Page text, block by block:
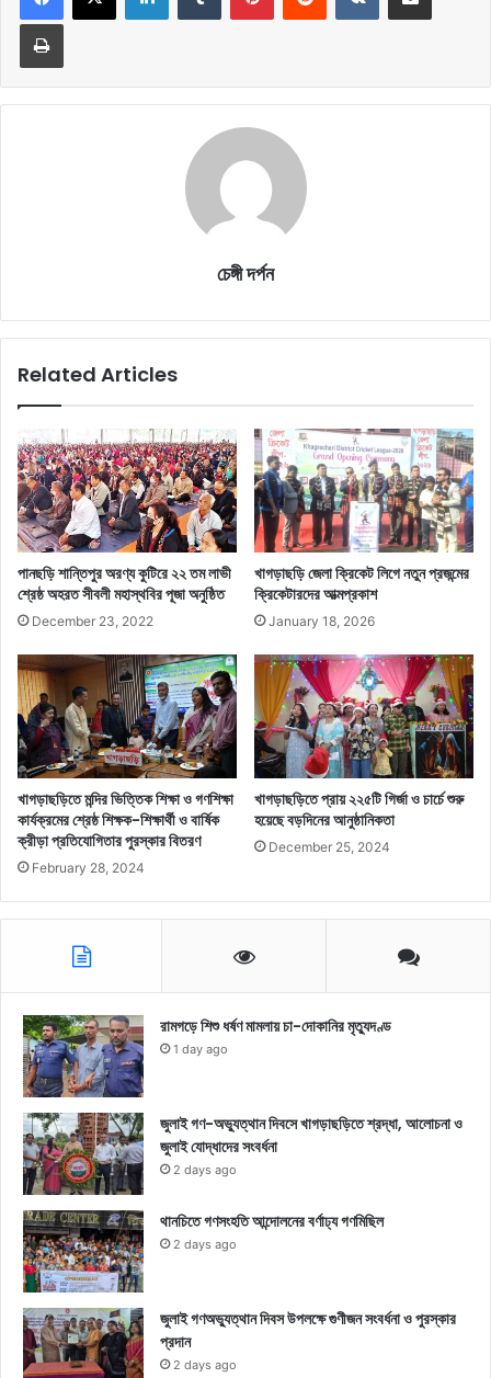
Print
চেঙ্গী দর্পন
Related Articles
পানছড়ি শান্তিপুর অরণ্য কুটিরে ২২ তম লাভী
শ্রেষ্ঠ অহরত সীবলী মহাস্থবির পূজা অনুষ্ঠিত
December 23, 2022
খাগড়াছড়ি জেলা ক্রিকেট লিগে নতুন প্রজন্মের
ক্রিকেটারদের আত্মপ্রকাশ
January 18, 2026
খাগড়াছড়িতে মন্দির ভিত্তিক শিক্ষা ও গণশিক্ষা
কার্যক্রমের শ্রেষ্ঠ শিক্ষক-শিক্ষার্থী ও বার্ষিক
ক্রীড়া প্রতিযোগিতার পুরস্কার বিতরণ
February 28, 2024
খাগড়াছড়িতে প্রায় ২২৫টি গির্জা ও চার্চে শুরু
হয়েছে বড়দিনের আনুষ্ঠানিকতা
December 25, 2024
রামগড়ে শিশু ধর্ষণ মামলায় চা-দোকানির মৃত্যুদণ্ড
1 day ago
জুলাই গণ-অভ্যুত্থান দিবসে খাগড়াছড়িতে শ্রদ্ধা, আলোচনা ও
জুলাই যোদ্ধাদের সংবর্ধনা
2 days ago
থানচিতে গণসংহতি আন্দোলনের বর্ণাঢ্য গণমিছিল
2 days ago
জুলাই গণঅভ্যুত্থান দিবস উপলক্ষে গুণীজন সংবর্ধনা ও পুরস্কার
প্রদান
2 days ago